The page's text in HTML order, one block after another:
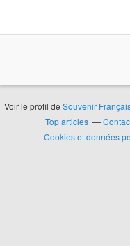
Voir le profil de Souvenir
Top articles
Cookies et données